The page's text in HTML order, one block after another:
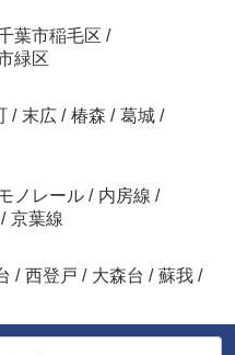
葉市稲毛区 /
緑区
/ 末広 / 椿森 / 葛城 /
ノレール / 内房線 /
/ 京葉線
/ 西登戸 / 大森台 / 蘇我 /